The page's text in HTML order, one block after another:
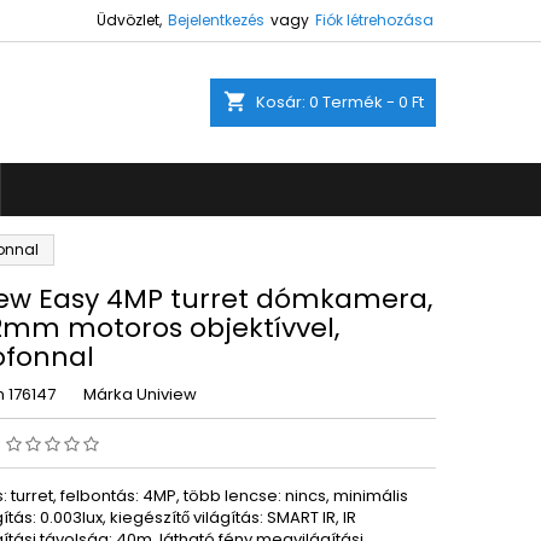
Üdvözlet, Bejelentkezés vagy Fiók létrehozása
shopping_cart Kosár: 0 Termék - 0 Ft
Easy 4MP turret dómkamera,
motoros objektívvel,
176147 Márka Uniview
turret, felbontás: 4MP, több lencse: nincs, minimális
0.003lux, kiegészítő világítás: SMART IR, IR